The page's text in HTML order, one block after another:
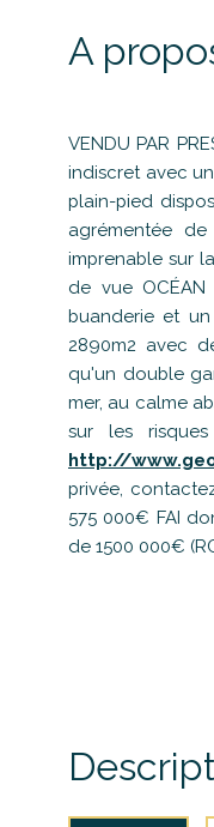
A
VENDU PAR
indiscret avec
plain-pied
agrémentée
imprenable sur
de vue
buanderie et
2890m2 avec
qu'un double
mer, au calme
sur les
http://
privée,
575 000€ FAI
de 1500 000€